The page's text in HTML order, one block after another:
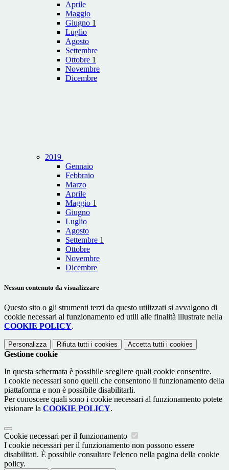
Aprile
Maggio
Giugno 1
Luglio
Agosto
Settembre
Ottobre 1
Novembre
Dicembre
2019
Gennaio
Febbraio
Marzo
Aprile
Maggio 1
Giugno
Luglio
Agosto
Settembre 1
Ottobre
Novembre
Dicembre
Nessun contenuto da visualizzare
Questo sito o gli strumenti terzi da questo utilizzati si avvalgono di
cookie necessari al funzionamento ed utili alle finalità illustrate nella
COOKIE POLICY.
Personalizza Rifiuta tutti i cookies Accetta tutti i cookies
Gestione cookie
In questa schermata è possibile scegliere quali cookie consentire.
I cookie necessari sono quelli che consentono il funzionamento della
piattaforma e non è possibile disabilitarli.
Per conoscere quali sono i cookie necessari al funzionamento potete
visionare la COOKIE POLICY.
Cookie necessari per il funzionamento
I cookie necessari per il funzionamento non possono essere
disabilitati. È possibile consultare l'elenco nella pagina della cookie
policy.